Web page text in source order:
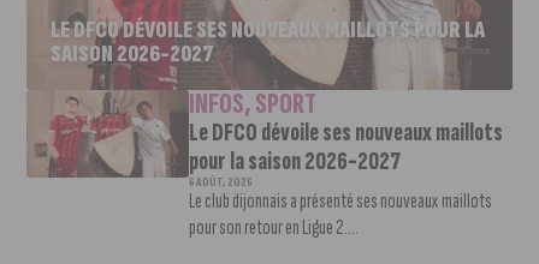
LE DFCO DÉVOILE SES NOUVEAUX MAILLOTS POUR LA
SAISON 2026-2027
INFOS,SPORT
Le DFCO dévoile ses nouveaux maillots
pour la saison 2026-2027
6 AOÛT, 2026
Le club dijonnais a présenté ses nouveaux maillots
pour son retour en Ligue 2....